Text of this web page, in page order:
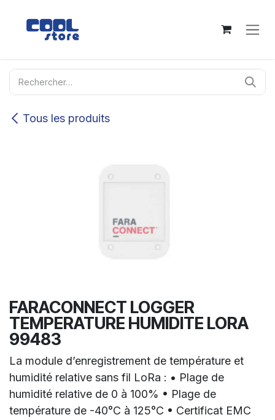
Tous les produits
FARACONNECT LOGGER
TEMPERATURE HUMIDITE LORA
99483
La module d’enregistrement de température et
humidité relative sans fil LoRa : • Plage de
humidité relative de 0 à 100% • Plage de
température de -40°C à 125°C • Certificat EMC